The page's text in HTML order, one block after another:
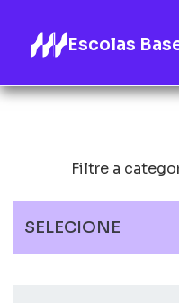
Escolas
Filtre a
SELECIONE